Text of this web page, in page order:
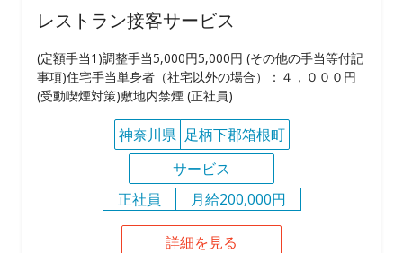
レストラン接客サービス
(定額手当1)調整手当5,000円5,000円 (その他の手当等付記
事項)住宅手当単身者（社宅以外の場合）：４，０００円
(受動喫煙対策)敷地内禁煙 (正社員)
神奈川県 足柄下郡箱根町
サービス
正社員
月給200,000円
詳細を見る